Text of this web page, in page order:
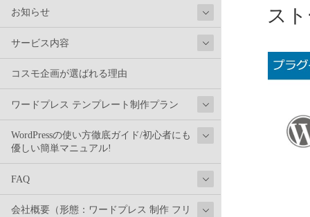
お知らせ
サービス内容
コスモ企画が選ばれる理由
ワードプレス テンプレート制作プラン
WordPressの使い方徹底ガイド/初心者にも
優しい簡単マニュアル!
FAQ
会社概要（形態：ワードプレス 制作 フリ
ス